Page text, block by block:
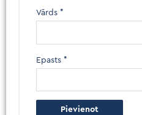
Vārds*
Epasts*